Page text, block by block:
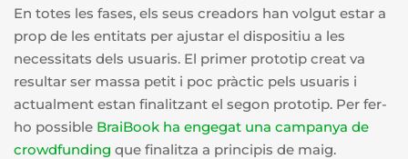
En totes les fases, els seus creadors han volgut estar a
prop de les entitats per ajustar el dispositiu a les
necessitats dels usuaris. El primer prototip creat va
resultar ser massa petit i poc pràctic pels usuaris i
actualment estan finalitzant el segon prototip. Per fer-
ho possible BraiBook ha engegat una campanya de
crowdfunding que finalitza a principis de maig.